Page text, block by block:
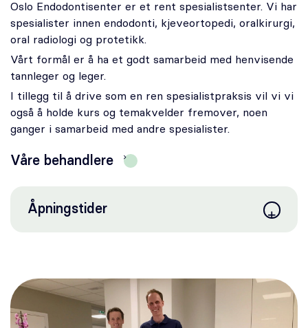
Selge tannlegepraksis?
Kontakt oss
Karriere
Bestill time
Oslo Endodontisenter er et rent spesialistsenter. Vi har
spesialister innen endodonti, kjeveortopedi, oralkirurgi,
oral radiologi og protetikk.
Vårt formål er å ha et godt samarbeid med henvisende
tannleger og leger.
I tillegg til å drive som en ren spesialistpraksis vil vi vi
også å holde kurs og temakvelder fremover, noen
ganger i samarbeid med andre spesialister.
Våre behandlere
Åpningstider